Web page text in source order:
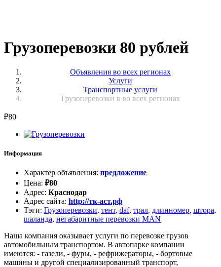
Грузоперевозки 80 рублей
Объявления во всех регионах
Услуги
Транспортные услуги
Грузоперевозки в во всех регионах
₽80
Информация
Характер объявления: предложение
Цена: ₽80
Адрес: Краснодар
Адрес сайта: http://тк-аст.рф
Тэги: Грузоперевозки, тент, daf, трал, длинномер, штора,
шаланда, негабаритные перевозки MAN
Наша компания оказывает услуги по перевозке грузов
автомобильным транспортом. В автопарке компании
имеются: - газели, - фуры, - рефрижераторы, - бортовые
машины и другой специализированный транспорт,